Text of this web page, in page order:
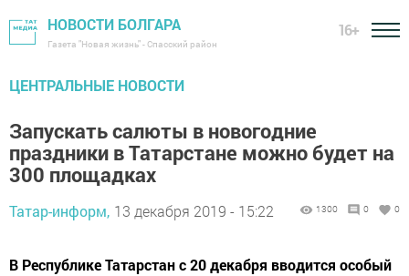
НОВОСТИ БОЛГАРА
Газета "Новая жизнь" - Спасский район
16+
ЦЕНТРАЛЬНЫЕ НОВОСТИ
Запускать салюты в новогодние
праздники в Татарстане можно будет на
300 площадках
Татар-информ, 13 декабря 2019 - 15:22 1300 0 0
В Республике Татарстан с 20 декабря вводится особый